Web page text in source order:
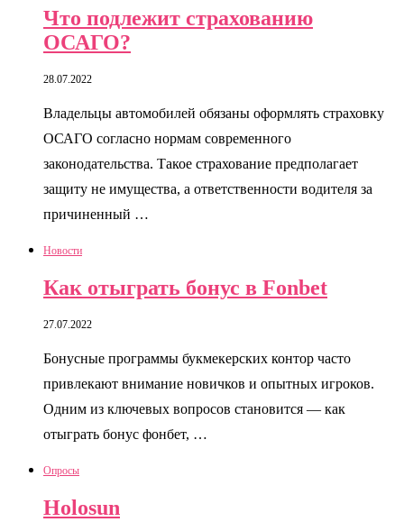
Что подлежит страхованию
ОСАГО?
28.07.2022
Владельцы автомобилей обязаны оформлять страховку
ОСАГО согласно нормам современного
законодательства. Такое страхование предполагает
защиту не имущества, а ответственности водителя за
причиненный …
Новости
Как отыграть бонус в Fonbet
27.07.2022
Бонусные программы букмекерских контор часто
привлекают внимание новичков и опытных игроков.
Одним из ключевых вопросов становится — как
отыграть бонус фонбет, …
Опросы
Holosun